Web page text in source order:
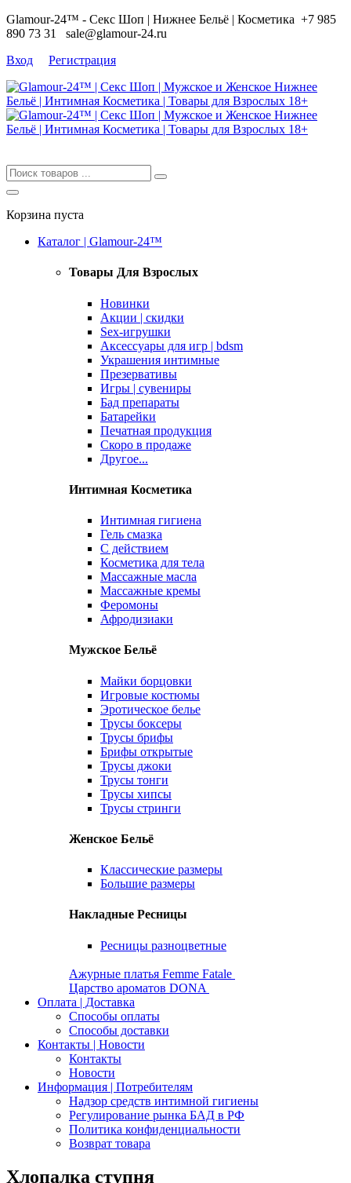
Glamour-24™ - Секс Шоп | Нижнее Бельё | Косметика +7 985
890 73 31 sale@glamour-24.ru
Вход
Регистрация
Корзина пуста
Каталог | Glamour-24™
Товары Для Взрослых
Новинки
Акции | скидки
Sex-игрушки
Аксессуары для игр | bdsm
Украшения интимные
Презервативы
Игры | сувениры
Бад препараты
Батарейки
Печатная продукция
Скоро в продаже
Другое...
Интимная Косметика
Интимная гигиена
Гель смазка
С действием
Косметика для тела
Массажные масла
Массажные кремы
Феромоны
Афродизиаки
Мужское Бельё
Майки борцовки
Игровые костюмы
Эротическое белье
Трусы боксеры
Трусы брифы
Брифы открытые
Трусы джоки
Трусы тонги
Трусы хипсы
Трусы стринги
Женское Бельё
Классические размеры
Большие размеры
Накладные Ресницы
Ресницы разноцветные
Ажурные платья Femme Fatale
Царство ароматов DONA
Оплата | Доставка
Способы оплаты
Способы доставки
Контакты | Новости
Контакты
Новости
Информация | Потребителям
Надзор средств интимной гигиены
Регулирование рынка БАД в РФ
Политика конфиденциальности
Возврат товара
Хлопалка ступня